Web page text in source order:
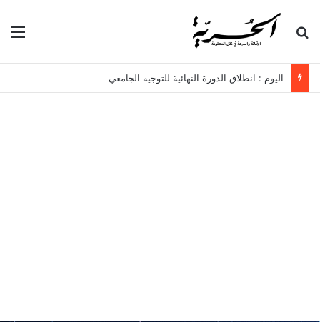
بحث عن
اليوم : انطلاق الدورة النهائية للتوجيه الجامعي